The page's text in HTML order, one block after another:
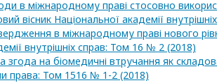
в міжнародному праві стосовно
вісник Національної академії
в міжнародному праві нового
внутрішніх справ: Том 16 № 2 (2018)
згода на біомедичні втручання як
права: Том 1516 № 1-2 (2018)